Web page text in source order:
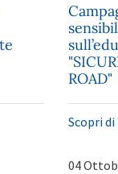
ROAD"
Scopri di
04